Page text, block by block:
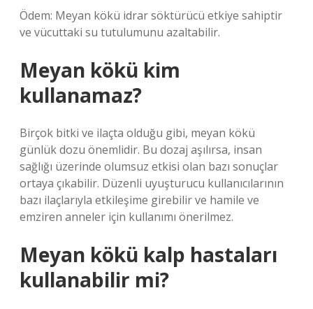
Ödem: Meyan kökü idrar söktürücü etkiye sahiptir
ve vücuttaki su tutulumunu azaltabilir.
Meyan kökü kim
kullanamaz?
Birçok bitki ve ilaçta olduğu gibi, meyan kökü
günlük dozu önemlidir. Bu dozaj aşılırsa, insan
sağlığı üzerinde olumsuz etkisi olan bazı sonuçlar
ortaya çıkabilir. Düzenli uyuşturucu kullanıcılarının
bazı ilaçlarıyla etkileşime girebilir ve hamile ve
emziren anneler için kullanımı önerilmez.
Meyan kökü kalp hastaları
kullanabilir mi?